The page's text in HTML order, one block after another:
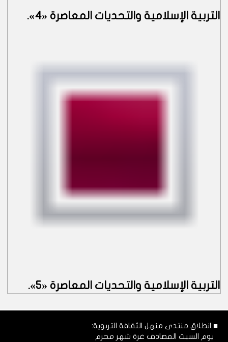
التربية الإسلامية والتحديات المعاصرة «4» .
التربية الإسلامية والتحديات المعاصرة «5» .
■ انطلاق منتدى منهل الثقافة التربوية:
يوم السبت المصادف غرة شهر محرم